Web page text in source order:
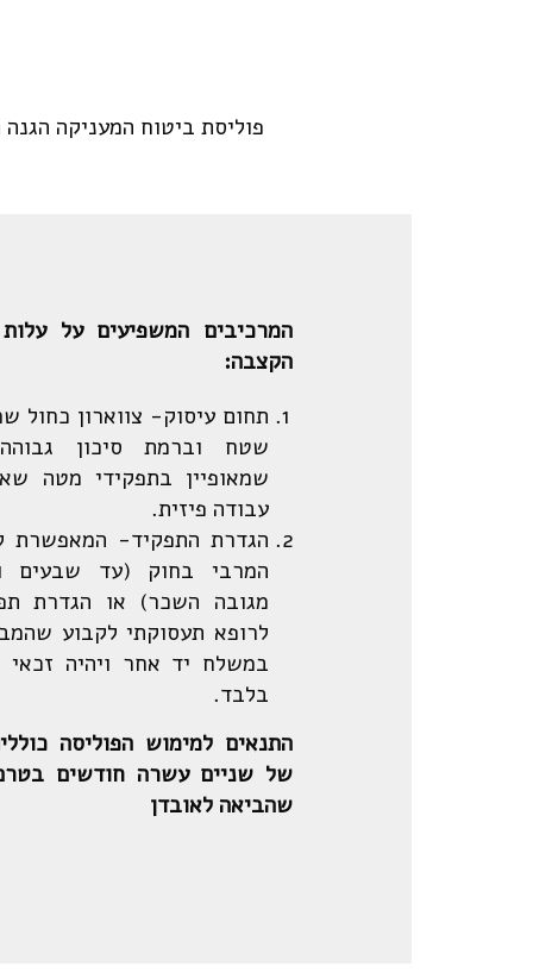
פוליסת ביטוח המעניקה
המרכיבים המשפיעים על
הקצבה:
תחום עיסוק- צווארון כחול
שטח וברמת סיכון גבוהה
שמאופיין בתפקידי מטה
עבודה פיזית.
הגדרת התפקיד- המאפשרת
המרבי בחוק (עד שבעים
מגובה השכר) או הגדרת
לרופא תעסוקתי לקבוע
במשלח יד אחר ויהיה זכאי
בלבד.
התנאים למימוש הפוליסה
של שניים עשרה חודשים
שהביאה לאובדן